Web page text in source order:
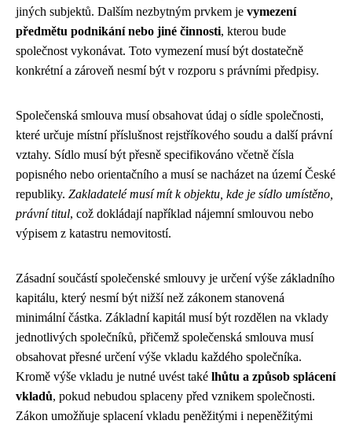
jiných subjektů. Dalším nezbytným prvkem je vymezení
předmětu podnikání nebo jiné činnosti, kterou bude
společnost vykonávat. Toto vymezení musí být dostatečně
konkrétní a zároveň nesmí být v rozporu s právními předpisy.
Společenská smlouva musí obsahovat údaj o sídle společnosti,
které určuje místní příslušnost rejstříkového soudu a další právní
vztahy. Sídlo musí být přesně specifikováno včetně čísla
popisného nebo orientačního a musí se nacházet na území České
republiky. Zakladatelé musí mít k objektu, kde je sídlo umístěno,
právní titul, což dokládají například nájemní smlouvou nebo
výpisem z katastru nemovitostí.
Zásadní součástí společenské smlouvy je určení výše základního
kapitálu, který nesmí být nižší než zákonem stanovená
minimální částka. Základní kapitál musí být rozdělen na vklady
jednotlivých společníků, přičemž společenská smlouva musí
obsahovat přesné určení výše vkladu každého společníka.
Kromě výše vkladu je nutné uvést také lhůtu a způsob splácení
vkladů, pokud nebudou splaceny před vznikem společnosti.
Zákon umožňuje splacení vkladu peněžitými i nepeněžitými